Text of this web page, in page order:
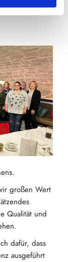
großen Wert
Qualität und
dafür, dass
ausgeführt